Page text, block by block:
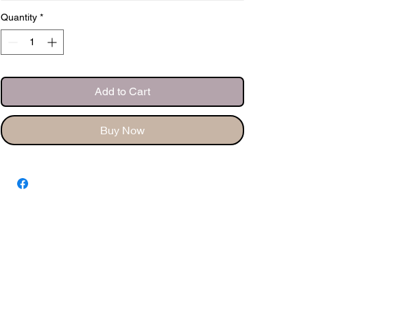
Quantity *
Add to Cart
Buy Now